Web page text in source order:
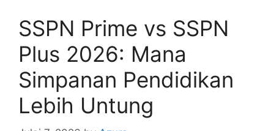
SSPN Prime vs SSPN
Plus 2026: Mana
Simpanan Pendidikan
Lebih Untung